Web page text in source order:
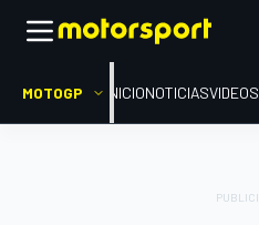
MOTOGP INICIONOTICIASVIDEOS